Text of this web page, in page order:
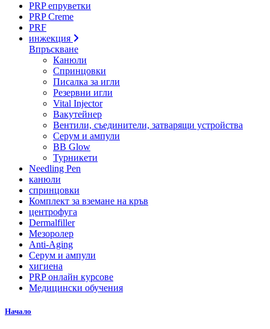
PRP епруветки
PRP Creme
PRF
инжекция
Впръскване
Канюли
Спринцовки
Писалка за игли
Резервни игли
Vital Injector
Вакутейнер
Вентили, съединители, затварящи устройства
Серум и ампули
BB Glow
Турникети
Needling Pen
канюли
спринцовки
Комплект за вземане на кръв
центрофуга
Dermalfiller
Мезоролер
Anti-Aging
Серум и ампули
хигиена
PRP онлайн курсове
Медицински обучения
Начало